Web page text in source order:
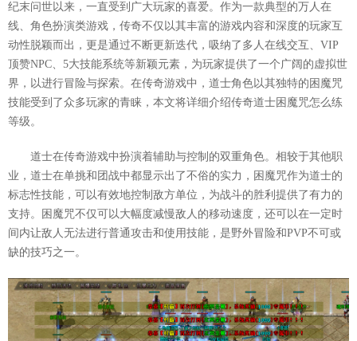
纪末问世以来，一直受到广大玩家的喜爱。作为一款典型的万人在
线、角色扮演类游戏，传奇不仅以其丰富的游戏内容和深度的玩家互
动性脱颖而出，更是通过不断更新迭代，吸纳了多人在线交互、VIP
顶赞NPC、5大技能系统等新颖元素，为玩家提供了一个广阔的虚拟世
界，以进行冒险与探索。在传奇游戏中，道士角色以其独特的困魔咒
技能受到了众多玩家的青睐，本文将详细介绍传奇道士困魔咒怎么练
等级。
道士在传奇游戏中扮演着辅助与控制的双重角色。相较于其他职
业，道士在单挑和团战中都显示出了不俗的实力，困魔咒作为道士的
标志性技能，可以有效地控制敌方单位，为战斗的胜利提供了有力的
支持。困魔咒不仅可以大幅度减慢敌人的移动速度，还可以在一定时
间内让敌人无法进行普通攻击和使用技能，是野外冒险和PVP不可或
缺的技巧之一。